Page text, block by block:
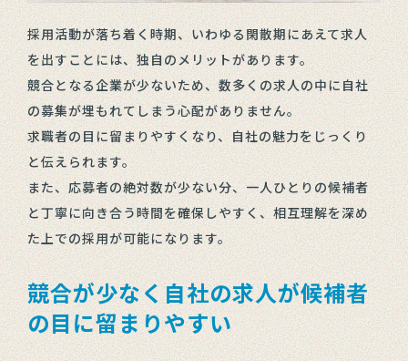
採用活動が落ち着く時期、いわゆる閑散期にあえて求人
を出すことには、独自のメリットがあります。
競合となる企業が少ないため、数多くの求人の中に自社
の募集が埋もれてしまう心配がありません。
求職者の目に留まりやすくなり、自社の魅力をじっくり
と伝えられます。
また、応募者の絶対数が少ない分、一人ひとりの候補者
と丁寧に向き合う時間を確保しやすく、相互理解を深め
た上での採用が可能になります。
競合が少なく自社の求人が候補者
の目に留まりやすい